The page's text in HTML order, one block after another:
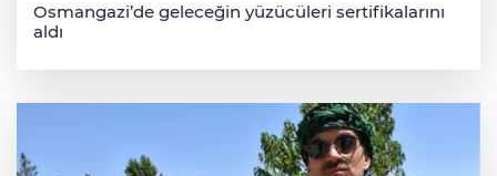
Osmangazi’de geleceğin yüzücüleri sertifikalarını
aldı